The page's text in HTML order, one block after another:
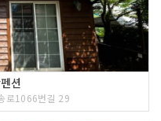
션
로1066번길 29